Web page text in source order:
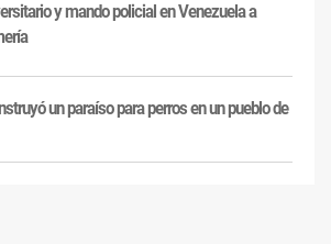
y mando policial en Venezuela a
un paraíso para perros en un pueblo de